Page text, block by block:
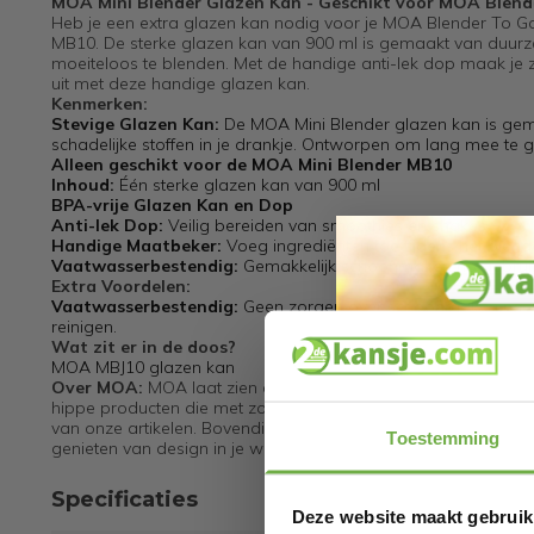
Toestemming
Deze website maakt
Heb je een extra glazen kan nodig voor je MOA Blender To
MB10. De sterke glazen kan van 900 ml is gemaakt van
moeiteloos te blenden. Met de handige anti-lek dop maak je
uit met deze handige glazen kan.
Kenmerken:
Stevige Glazen Kan: De MOA Mini Blender glazen kan is
schadelijke stoffen in je drankje. Ontworpen om lang mee te
Alleen geschikt voor de MOA Mini Blender MB10
Inhoud: Één sterke glazen kan van 900 ml
BPA-vrije Glazen Kan en Dop
Anti-lek Dop: Veilig bereiden van smoothies en shakes
Handige Maatbeker: Voeg ingrediënten toe tijdens het
Vaatwasserbestendig: Gemakkelijk schoonmaken na
Extra Voordelen:
Vaatwasserbestendig: Geen zorgen over schoonmaken
reinigen.
Wat zit er in de doos?
MOA MBJ10 glazen kan
Over MOA: MOA laat zien dat design in je huis voor
hippe producten die met zorg zijn ontwikkeld en van hoge
van onze artikelen. Bovendien zijn onze producten
genieten van design in je woonkamer, keuken en buitenruimte.
Specificaties